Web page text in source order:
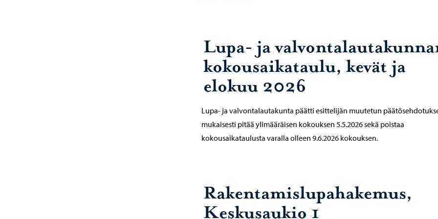
Lupa- ja
kokousaikataulu, kevät ja
elokuu 2026
Lupa- ja valvontalautakunta päätti esittelijän muutetun
mukaisesti pitää ylimääräisen kokouksen 5.5.2026 sekä poistaa
kokousaikataulusta varalla olleen 9.6.2026 kokouksen.
Rakentamislupahakemus,
Keskusaukio 1